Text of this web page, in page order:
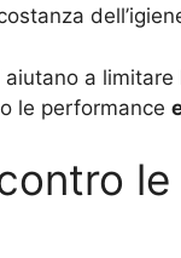
a
le performance